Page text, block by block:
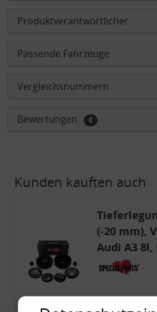
Produktverantwortlicher
Passende Fahrzeuge
Vergleichsnummern
Bewertungen 0
Kunden kauften auch
(-20 mm),
Audi A3 8l,